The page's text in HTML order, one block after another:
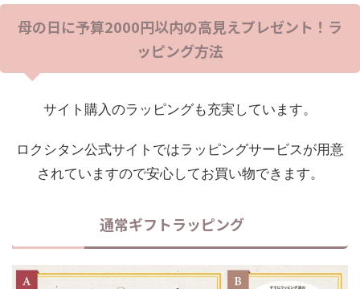
母の日に予算2000円以内の高見えプレゼント！ラ
ッピング方法
サイト購入のラッピングも充実しています。
ロクシタン公式サイトではラッピングサービスが用意
されていますので安心してお買い物できます。
通常ギフトラッピング